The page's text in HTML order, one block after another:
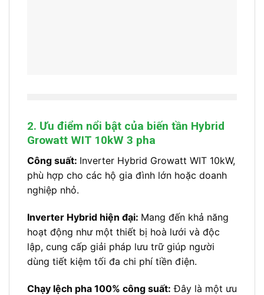
2. Ưu điểm nổi bật của biến tần Hybrid
Growatt WIT 10kW 3 pha
Công suất: Inverter Hybrid Growatt WIT 10kW,
phù hợp cho các hộ gia đình lớn hoặc doanh
nghiệp nhỏ.
Inverter Hybrid hiện đại: Mang đến khả năng
hoạt động như một thiết bị hoà lưới và độc
lập, cung cấp giải pháp lưu trữ giúp người
dùng tiết kiệm tối đa chi phí tiền điện.
Chạy lệch pha 100% công suất: Đây là một ưu